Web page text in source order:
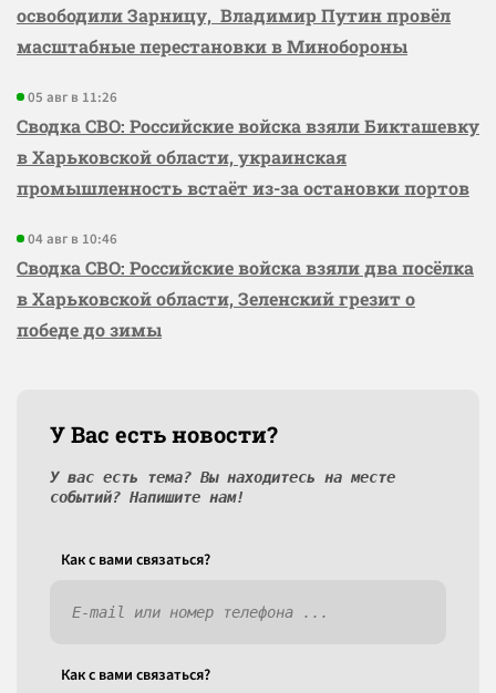
освободили Зарницу, Владимир Путин провёл
масштабные перестановки в Минобороны
05 авг в 11:26
Сводка СВО: Российские войска взяли Бикташевку
в Харьковской области, украинская
промышленность встаёт из-за остановки портов
04 авг в 10:46
Сводка СВО: Российские войска взяли два посёлка
в Харьковской области, Зеленский грезит о
победе до зимы
У Вас есть новости?
У вас есть тема? Вы находитесь на месте
событий? Напишите нам!
Как c вами связаться?
Как c вами связаться?